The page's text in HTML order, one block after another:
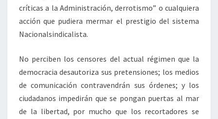
críticas a la Administración, derrotismo” o cualquiera
acción que pudiera mermar el prestigio del sistema
Nacionalsindicalista.
No perciben los censores del actual régimen que la
democracia desautoriza sus pretensiones; los medios
de comunicación contravendrán sus órdenes; y los
ciudadanos impedirán que se pongan puertas al mar
de la libertad, por mucho que los recortadores se